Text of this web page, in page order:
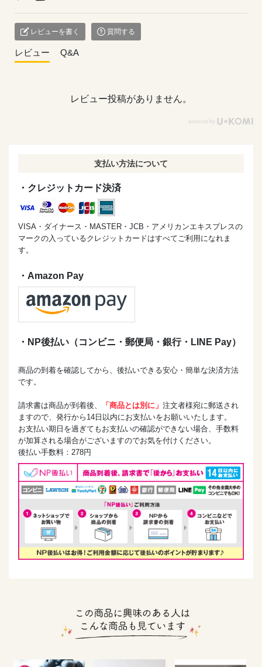
ら順に合わせて指で
ポロポロまとめていく
→冷蔵庫へ
3.卵黄、アーモンドパウダーを順に混ぜていく。
5.メレンゲの半分を３に入れてゴムベラで切り混ぜ、
6.残りのメレンゲを
入れて混ぜあわせる。
7.型に入れて上からブルーベリーを乗せる
9.180℃に予熱していたオーブンで30~40分で焼く※竹串
をさしてチェック
お菓子教室pakupakuさん、
レシピ・写真のご提供、
レビューを書く 質問する
レビュー Q&A
レビュー投稿がありません。
支払い方法について
・クレジットカード決済
VISA・ダイナース・MASTER・JCB・アメリカンエキスプレスの
マークの入っているクレジットカードはすべてご利用になれま
す。
・Amazon Pay
・NP後払い（コンビニ・郵便局・銀行・LINE Pay）
商品の到着を確認してから、後払いできる安心・簡単な決済方法
です。
請求書は商品が到着後、 「商品とは別に」 注文者様宛に郵送され
ますので、発行から14日以内にお支払いをお願いいたします。
お支払い期日を過ぎてもお支払いの確認ができない場合、手数料
が加算される場合がございますのでお気を付けください。
後払い手数料：278円